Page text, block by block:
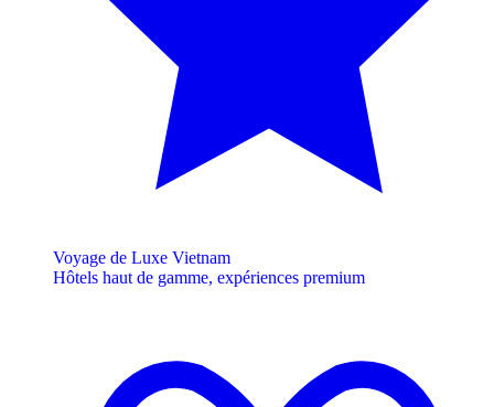
Voyage de Luxe Vietnam
Hôtels haut de gamme, expériences premium